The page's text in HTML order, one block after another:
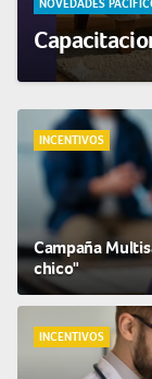
NOVEDADES
INCENTIVOS
Campaña
chico"
INCENTIVOS